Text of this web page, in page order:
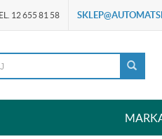
12 655 81 58